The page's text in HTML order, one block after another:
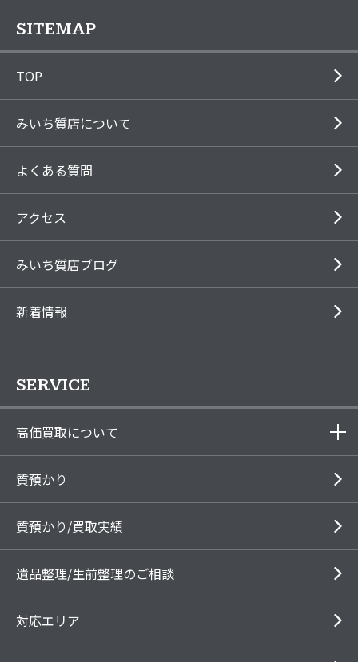
SITEMAP
TOP
みいち質店について
よくある質問
アクセス
みいち質店ブログ
新着情報
SERVICE
高価買取について
質預かり
質預かり/買取実績
遺品整理/生前整理のご相談
対応エリア